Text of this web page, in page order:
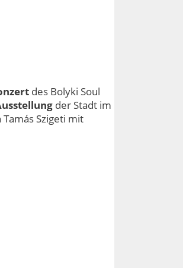
des Bolyki Soul
der Stadt im
Szigeti mit